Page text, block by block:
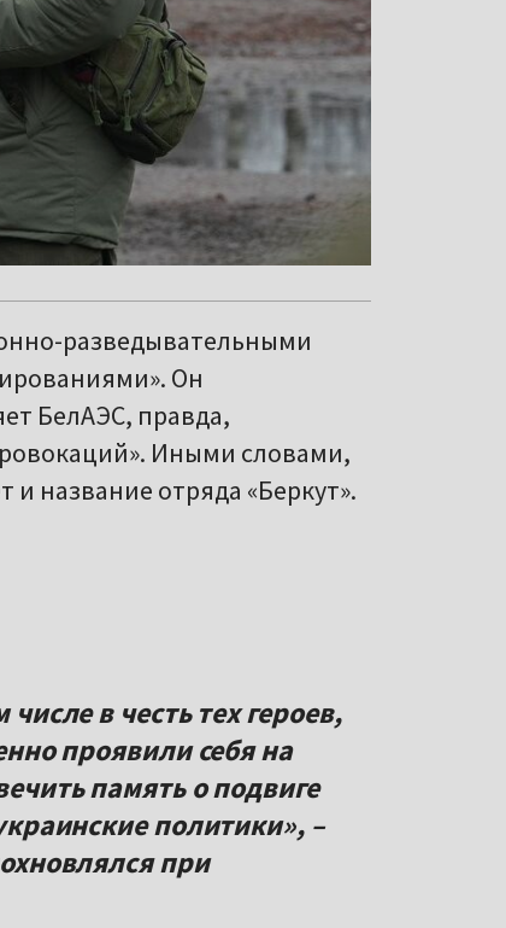
разведывательными
Он
БелАЭС, правда,
Иными словами,
и название отряда «Беркут».
в честь тех героев,
проявили себя на
память о подвиге
политики», –
при